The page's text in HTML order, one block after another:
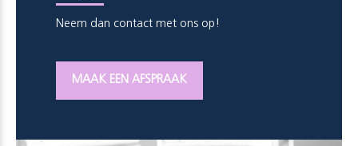
Neem dan contact met ons op!
MAAK EEN AFSPRAAK